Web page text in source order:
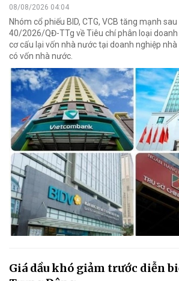
08/08/2026 04:04
Nhóm cổ phiếu BID, CTG, VCB tăng mạnh
40/2026/QĐ-TTg về Tiêu chí phân loại
cơ cấu lại vốn nhà nước tại doanh nghiệp
có vốn nhà nước.
Giá dầu khó giảm trước diễn